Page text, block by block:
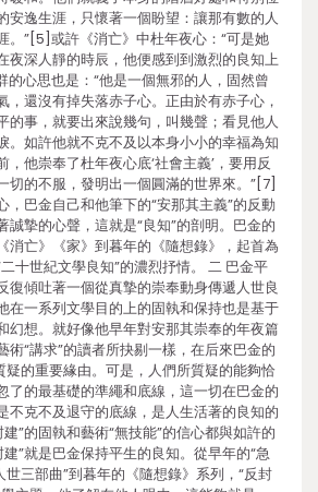
安逸生涯，只懷著一個盼望：讓那有數的人
。”[5]或許《消亡》中杜年夜心：“可是她
夜深人靜的時辰，他便感到到激烈的良知上
心思也是：“他是一個無邪的人，固然曾
，還沒有掉失落赤子心。正由於有赤子心，
的事，就要出來說幾句，叫幾聲；看見他人
。如許他就不克不及以本身小小的幸福為知
他崇奉了杜年夜心底‘社會主義’，要用反
切的不服，發明出一個圓滿的世界來。”[7]
，巴金自己和他筆下的“安那其主義”的反動
誠摯的心聲，這就是“良知”的剖明。巴金的
消亡》《家》到暮年的《隨想錄》，起首為
十世紀文學良知”的濃烈抒情。 二 巴金平
復傾吐著一個從真摯的崇奉動身傳遞人世良
在一系列文學目的上的固執和保持也是基于
幻想。就好像他早年對安那其崇奉的年夜篇
術“講求”的讀者所抉剔一樣，在后來巴金的
疑的重要緣由。可是，人們所質疑的能夠恰
了的最基礎的準繩和底線，這一切在巴金的
不克不及退守的底線，是人生活著的良知的
”的固執和藝術“無技能”的信心都與如許的
”就是巴金保持平生的良知。從早年的“急
世三部曲”到暮年的《隨想錄》系列，“反封